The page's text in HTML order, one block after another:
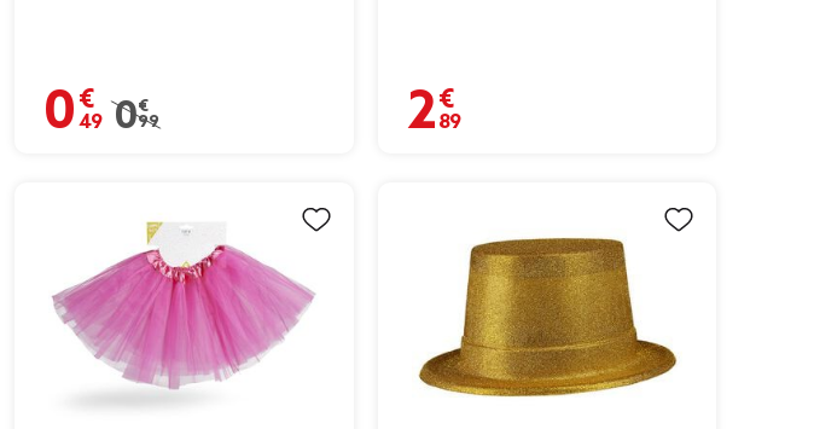
0,49 €
Prix remisé de 0,99 € à 0,49 €
0,99 €
2,89 €